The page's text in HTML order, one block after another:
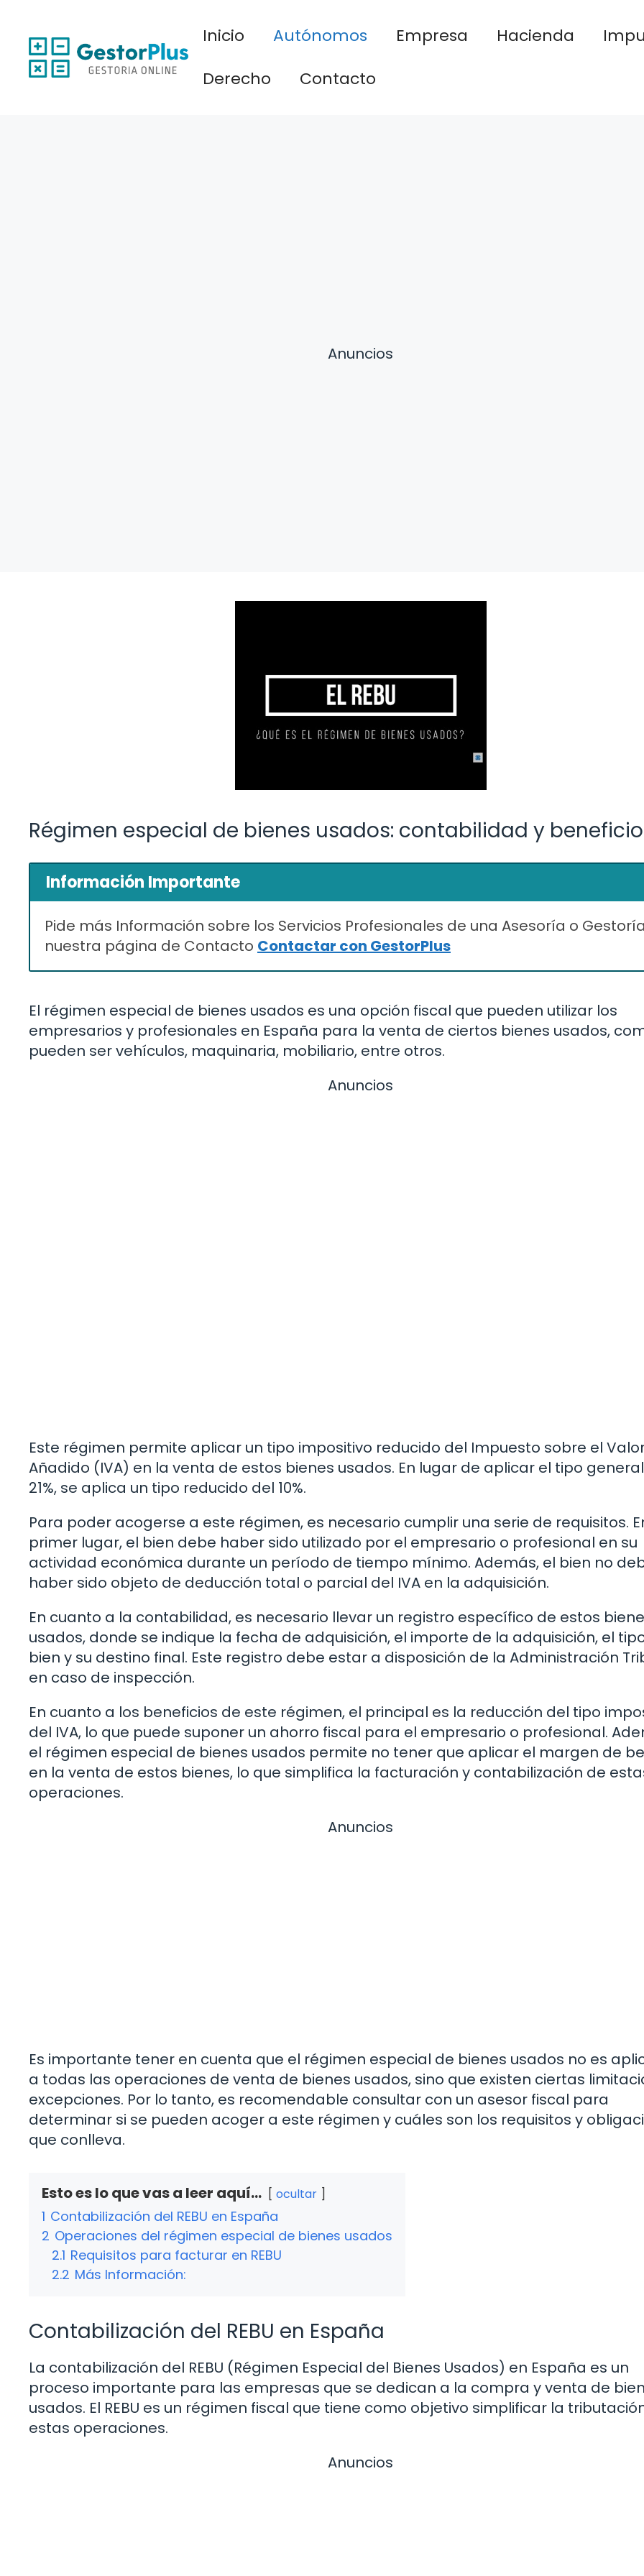
contenido
Inicio Autónomos Empresa Hacienda
Derecho
Contacto
Anuncios
Régimen especial de bienes usados: contabilidad y
Información Importante
Pide más Información sobre los Servicios Profesionales de una Asesoría o
nuestra página de Contacto Contactar con GestorPlus
El régimen especial de bienes usados es una opción fiscal que pueden utilizar los
empresarios y profesionales en España para la venta de ciertos bienes usados,
pueden ser vehículos, maquinaria, mobiliario, entre otros.
Anuncios
Este régimen permite aplicar un tipo impositivo reducido del Impuesto sobre el
Añadido (IVA) en la venta de estos bienes usados. En lugar de aplicar el tipo
21%, se aplica un tipo reducido del 10%.
Para poder acogerse a este régimen, es necesario cumplir una serie de requisitos.
primer lugar, el bien debe haber sido utilizado por el empresario o profesional en su
actividad económica durante un período de tiempo mínimo. Además, el bien no
haber sido objeto de deducción total o parcial del IVA en la adquisición.
En cuanto a la contabilidad, es necesario llevar un registro específico de estos
usados, donde se indique la fecha de adquisición, el importe de la adquisición, el
bien y su destino final. Este registro debe estar a disposición de la Administración
en caso de inspección.
En cuanto a los beneficios de este régimen, el principal es la reducción del tipo
del IVA, lo que puede suponer un ahorro fiscal para el empresario o profesional.
el régimen especial de bienes usados permite no tener que aplicar el margen de
en la venta de estos bienes, lo que simplifica la facturación y contabilización de
operaciones.
Anuncios
Es importante tener en cuenta que el régimen especial de bienes usados no es
a todas las operaciones de venta de bienes usados, sino que existen ciertas
excepciones. Por lo tanto, es recomendable consultar con un asesor fiscal para
determinar si se pueden acoger a este régimen y cuáles son los requisitos y
que conlleva.
Esto es lo que vas a leer aquí... ocultar
1 Contabilización del REBU en España
2 Operaciones del régimen especial de bienes usados
2.1 Requisitos para facturar en REBU
2.2 Más Información:
Contabilización del REBU en España
La contabilización del REBU (Régimen Especial del Bienes Usados) en España es un
proceso importante para las empresas que se dedican a la compra y venta de
usados. El REBU es un régimen fiscal que tiene como objetivo simplificar la
estas operaciones.
Anuncios